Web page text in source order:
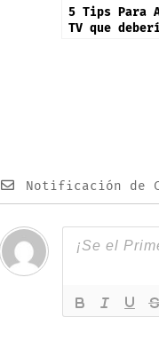
5 Tips Para
TV que
Notificación de